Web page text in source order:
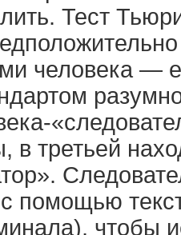
Тест
человека —
в третьей
помощью
чтобы